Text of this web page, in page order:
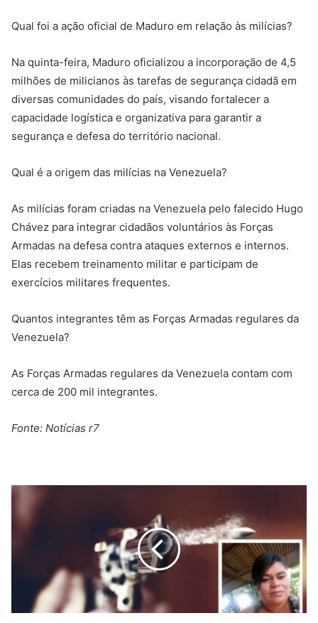
Qual foi a ação oficial de Maduro em relação às milícias?
Na quinta-feira, Maduro oficializou a incorporação de 4,5
milhões de milicianos às tarefas de segurança cidadã em
diversas comunidades do país, visando fortalecer a
capacidade logística e organizativa para garantir a
segurança e defesa do território nacional.
Qual é a origem das milícias na Venezuela?
As milícias foram criadas na Venezuela pelo falecido Hugo
Chávez para integrar cidadãos voluntários às Forças
Armadas na defesa contra ataques externos e internos.
Elas recebem treinamento militar e participam de
exercícios militares frequentes.
Quantos integrantes têm as Forças Armadas regulares da
Venezuela?
As Forças Armadas regulares da Venezuela contam com
cerca de 200 mil integrantes.
Fonte: Notícias r7